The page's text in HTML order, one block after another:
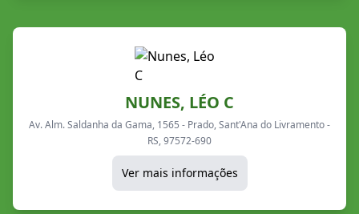
NUNES, LÉO C
Av. Alm. Saldanha da Gama, 1565 - Prado, Sant'Ana do Livramento -
RS, 97572-690
Ver mais informações